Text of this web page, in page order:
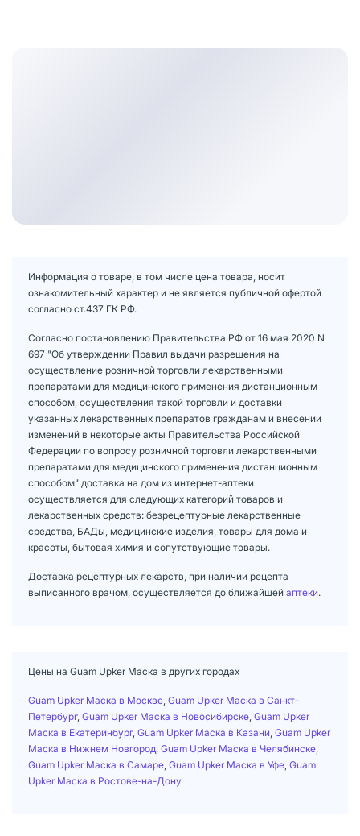
Информация о товаре, в том числе цена товара, носит
ознакомительный характер и не является публичной офертой
согласно ст.437 ГК РФ.
Согласно постановлению Правительства РФ от 16 мая 2020 N
697 "Об утверждении Правил выдачи разрешения на
осуществление розничной торговли лекарственными
препаратами для медицинского применения дистанционным
способом, осуществления такой торговли и доставки
указанных лекарственных препаратов гражданам и внесении
изменений в некоторые акты Правительства Российской
Федерации по вопросу розничной торговли лекарственными
препаратами для медицинского применения дистанционным
способом" доставка на дом из интернет-аптеки
осуществляется для следующих категорий товаров и
лекарственных средств: безрецептурные лекарственные
средства, БАДы, медицинские изделия, товары для дома и
красоты, бытовая химия и сопутствующие товары.
Доставка рецептурных лекарств, при наличии рецепта
выписанного врачом, осуществляется до ближайшей аптеки.
Цены на Guam Upker Маска в других городах
Guam Upker Маска в Москве Guam Upker Маска в Санкт-
Петербург, Guam Upker Маска в Новосибирске Guam Upker
Маска в Екатеринбург, Guam Upker Маска в Казани Guam Upker
Маска в Нижнем Новгород Guam Upker Маска в Челябинске
Guam Upker Маска в Самаре Guam Upker Маска в Уфе Guam
Upker Маска в Ростове-на-Дону